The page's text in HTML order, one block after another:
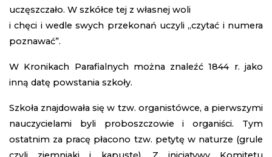
uczęszczało. W szkółce tej z własnej woli
i chęci i wedle swych przekonań uczyli „czytać i numera
poznawać”.
W Kronikach Parafialnych można znaleźć 1844 r. jako
inną datę powstania szkoły.
Szkoła znajdowała się w tzw. organistówce, a pierwszymi
nauczycielami byli proboszczowie i organiści. Tym
ostatnim za pracę płacono tzw. petytę w naturze (grule